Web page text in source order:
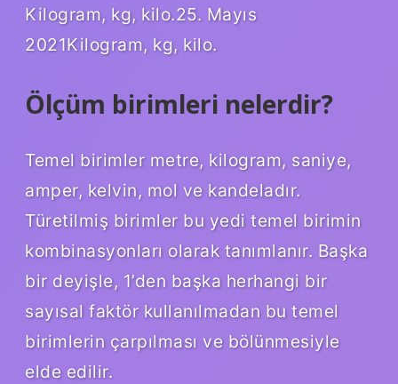
Kilogram, kg, kilo.25. Mayıs
2021Kilogram, kg, kilo.
Ölçüm birimleri nelerdir?
Temel birimler metre, kilogram, saniye,
amper, kelvin, mol ve kandeladır.
Türetilmiş birimler bu yedi temel birimin
kombinasyonları olarak tanımlanır. Başka
bir deyişle, 1’den başka herhangi bir
sayısal faktör kullanılmadan bu temel
birimlerin çarpılması ve bölünmesiyle
elde edilir.